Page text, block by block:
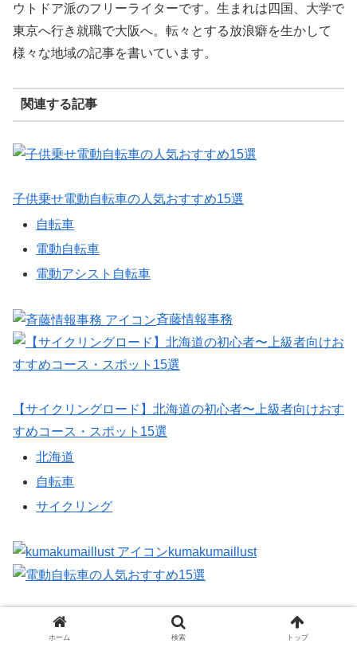
ウトドア派のフリーライターです。生まれは四国、大学で
東京へ行き就職で大阪へ。転々とする放浪癖を生かして
様々な地域の記事を書いています。
関連する記事
子供乗せ電動自転車の人気おすすめ15選
自転車
電動自転車
電動アシスト自転車
斉藤情報事務
【サイクリングロード】北海道の初心者〜上級者向けおす
すめコース・スポット15選
北海道
自転車
サイクリング
kumakumaillust
電動自転車の人気おすすめ15選
ホーム 検索 トップ